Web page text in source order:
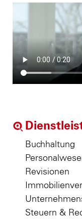
Buchhaltung
Revisionen
Steuern &